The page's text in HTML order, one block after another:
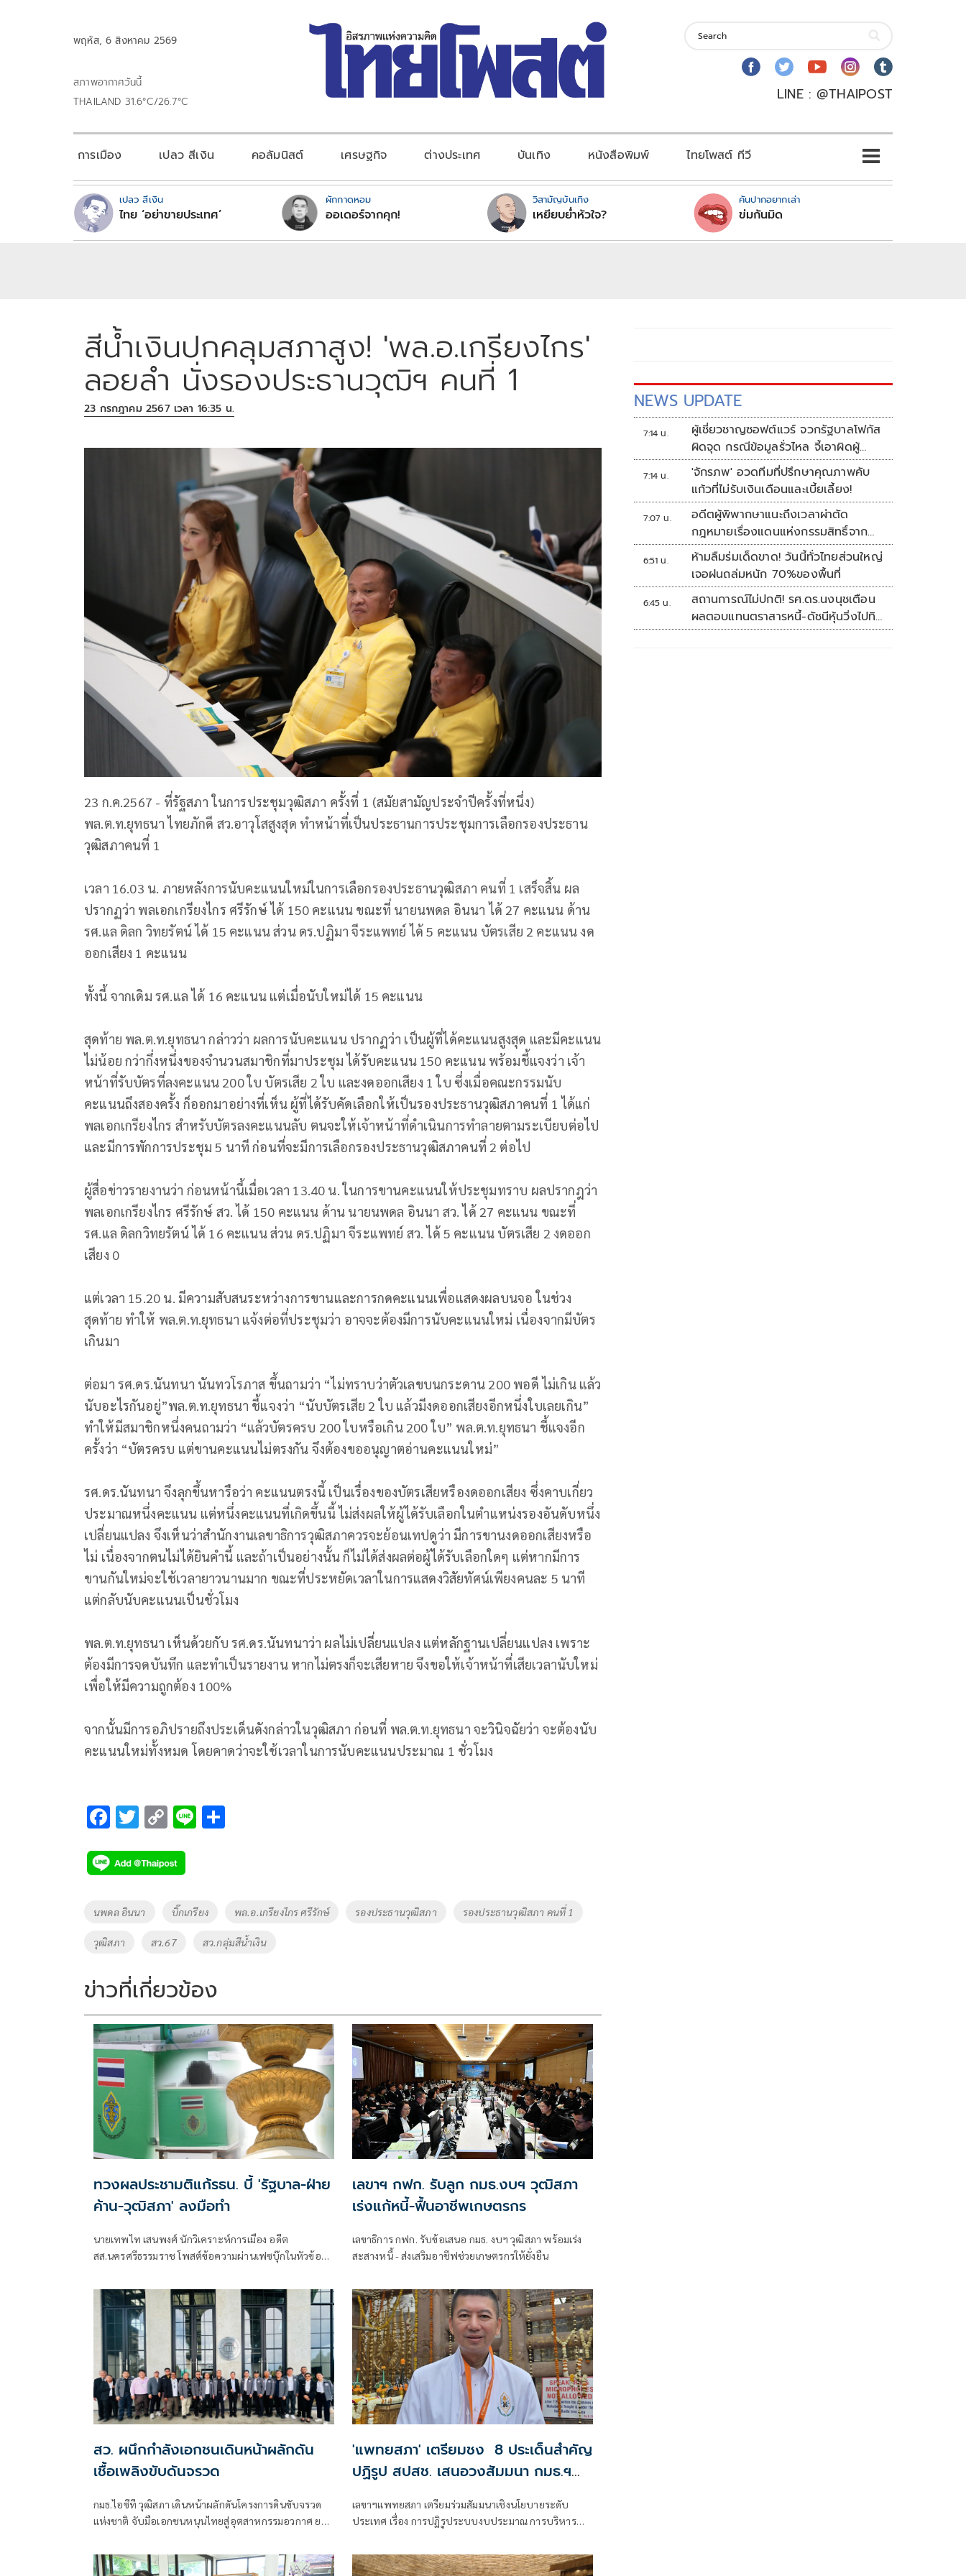
พฤหัส, 6 สิงหาคม 2569
สภาพอากาศวันนี้
THAILAND 31.6°C/26.7°C
LINE : @THAIPOST
การเมือง เปลว สีเงิน คอลัมนิสต์ เศรษฐกิจ ต่างประเทศ บันเทิง หนังสือพิมพ์ ไทยโพสต์ ทีวี
เปลว สีเงิน
ไทย ‘อย่าขายประเทศ’
ผักกาดหอม
ออเดอร์จากคุก!
วิสามัญบันเทิง
เหยียบย่ำหัวใจ?
คันปากอยากเล่า
ข่มกันมิด
สีน้ำเงินปกคลุมสภาสูง! 'พล.อ.เกรียงไกร'
ลอยลำ นั่งรองประธานวุฒิฯ คนที่ 1
23 กรกฎาคม 2567 เวลา 16:35 น.
23 ก.ค.2567 - ที่รัฐสภา ในการประชุมวุฒิสภา ครั้งที่ 1 (สมัยสามัญประจำปีครั้งที่หนึ่ง)
พล.ต.ท.ยุทธนา ไทยภักดี สว.อาวุโสสูงสุด ทำหน้าที่เป็นประธานการประชุมการเลือกรองประธาน
วุฒิสภาคนที่ 1
เวลา 16.03 น. ภายหลังการนับคะแนนใหม่ในการเลือกรองประธานวุฒิสภา คนที่ 1 เสร็จสิ้น ผล
ปรากฏว่า พลเอกเกรียงไกร ศรีรักษ์ ได้ 150 คะแนน ขณะที่ นายนพดล อินนา ได้ 27 คะแนน ด้าน
รศ.แล ดิลก วิทยรัตน์ ได้ 15 คะแนน ส่วน ดร.ปฏิมา จีระแพทย์ ได้ 5 คะแนน บัตรเสีย 2 คะแนน งด
ออกเสียง 1 คะแนน
ทั้งนี้ จากเดิม รศ.แล ได้ 16 คะแนน แต่เมื่อนับใหม่ได้ 15 คะแนน
สุดท้าย พล.ต.ท.ยุทธนา กล่าวว่า ผลการนับคะแนน ปรากฏว่า เป็นผู้ที่ได้คะแนนสูงสุด และมีคะแนน
ไม่น้อย กว่ากึ่งหนึ่งของจำนวนสมาชิกที่มาประชุม ได้รับคะแนน 150 คะแนน พร้อมชี้แจงว่า เจ้า
หน้าที่รับบัตรที่ลงคะแนน 200 ใบ บัตรเสีย 2 ใบ และงดออกเสียง 1 ใบ ซึ่งเมื่อคณะกรรมนับ
คะแนนถึงสองครั้ง ก็ออกมาอย่างที่เห็น ผู้ที่ได้รับคัดเลือกให้เป็นรองประธานวุฒิสภาคนที่ 1 ได้แก่
พลเอกเกรียงไกร สำหรับบัตรลงคะแนนลับ ตนจะให้เจ้าหน้าที่ดำเนินการทำลายตามระเบียบต่อไป
และมีการพักการประชุม 5 นาที ก่อนที่จะมีการเลือกรองประธานวุฒิสภาคนที่ 2 ต่อไป
ผู้สื่อข่าวรายงานว่า ก่อนหน้านี้เมื่อเวลา 13.40 น. ในการขานคะแนนให้ประชุมทราบ ผลปรากฎว่า
พลเอกเกรียงไกร ศรีรักษ์ สว. ได้ 150 คะแนน ด้าน นายนพดล อินนา สว. ได้ 27 คะแนน ขณะที่
รศ.แล ดิลกวิทยรัตน์ ได้ 16 คะแนน ส่วน ดร.ปฏิมา จีระแพทย์ สว. ได้ 5 คะแนน บัตรเสีย 2 งดออก
เสียง 0
แต่เวลา 15.20 น. มีความสับสนระหว่างการขานและการกดคะแนนเพื่อแสดงผลบนจอ ในช่วง
สุดท้าย ทำให้ พล.ต.ท.ยุทธนา แจ้งต่อที่ประชุมว่า อาจจะต้องมีการนับคะแนนใหม่ เนื่องจากมีบัตร
เกินมา
ต่อมา รศ.ดร.นันทนา นันทวโรภาส ขึ้นถามว่า “ไม่ทราบว่าตัวเลขบนกระดาน 200 พอดี ไม่เกิน แล้ว
นับอะไรกันอยู่”พล.ต.ท.ยุทธนา ชี้แจงว่า “นับบัตรเสีย 2 ใบ แล้วมีงดออกเสียงอีกหนึ่งใบเลยเกิน”
ทำให้มีสมาชิกหนึ่งคนถามว่า “แล้วบัตรครบ 200 ใบหรือเกิน 200 ใบ” พล.ต.ท.ยุทธนา ชี้แจงอีก
ครั้งว่า “บัตรครบ แต่ขานคะแนนไม่ตรงกัน จึงต้องขออนุญาตอ่านคะแนนใหม่”
รศ.ดร.นันทนา จึงลุกขึ้นหารือว่า คะแนนตรงนี้ เป็นเรื่องของบัตรเสียหรืองดออกเสียง ซึ่งคาบเกี่ยว
ประมาณหนึ่งคะแนน แต่หนึ่งคะแนนที่เกิดขึ้นนี้ ไม่ส่งผลให้ผู้ได้รับเลือกในตำแหน่งรองอันดับหนึ่ง
เปลี่ยนแปลง จึงเห็นว่าสำนักงานเลขาธิการวุฒิสภาควรจะย้อนเทปดูว่า มีการขานงดออกเสียงหรือ
ไม่ เนื่องจากตนไม่ได้ยินคำนี้ และถ้าเป็นอย่างนั้น ก็ไม่ได้ส่งผลต่อผู้ได้รับเลือกใดๆ แต่หากมีการ
ขานกันใหม่จะใช้เวลายาวนานมาก ขณะที่ประหยัดเวลาในการแสดงวิสัยทัศน์เพียงคนละ 5 นาที
แต่กลับนับคะแนนเป็นชั่วโมง
พล.ต.ท.ยุทธนา เห็นด้วยกับ รศ.ดร.นันทนาว่า ผลไม่เปลี่ยนแปลง แต่หลักฐานเปลี่ยนแปลง เพราะ
ต้องมีการจดบันทึก และทำเป็นรายงาน หากไม่ตรงก็จะเสียหาย จึงขอให้เจ้าหน้าที่เสียเวลานับใหม่
เพื่อให้มีความถูกต้อง 100%
จากนั้นมีการอภิปรายถึงประเด็นดังกล่าวในวุฒิสภา ก่อนที่ พล.ต.ท.ยุทธนา จะวินิจฉัยว่า จะต้องนับ
คะแนนใหม่ทั้งหมด โดยคาดว่าจะใช้เวลาในการนับคะแนนประมาณ 1 ชั่วโมง
F
e
b
o
k
T
tt
er
C
p
y
Li
n
k
Li
Tags
นพดล อินนา บิ๊กเกรียง พล.อ.เกรียงไกร ศรีรักษ์ รองประธานวุฒิสภา รองประธานวุฒิสภา คนที่ 1
วุฒิสภา สว.67 สว.กลุ่มสีน้ำเงิน
ข่าวที่เกี่ยวข้อง
ทวงผลประชามติแก้รธน. บี้ 'รัฐบาล-ฝ่าย
ค้าน-วุฒิสภา' ลงมือทำ
นายเทพไท เสนพงศ์ นักวิเคราะห์การเมือง อดีต
สส.นครศรีธรรมราช โพสต์ข้อความผ่านเฟซบุ๊กในหัวข้อ
ระบุว่า
เลขาฯ กฟก. รับลูก กมธ.งบฯ วุฒิสภา
เร่งแก้หนี้-ฟื้นอาชีพเกษตรกร
เลขาธิการ กฟก. รับข้อเสนอ กมธ. งบฯ วุฒิสภา พร้อมเร่ง
สะสางหนี้ - ส่งเสริมอาชีฟช่วยเกษตรกรให้ยั่งยืน
สว. ผนึกกำลังเอกชนเดินหน้าผลักดัน
เชื้อเพลิงขับดันจรวด
กมธ.ไอซีที วุฒิสภา เดินหน้าผลักดันโครงการดินขับจรวด
แห่งชาติ จับมือเอกชนหนุนไทยสู่อุตสาหกรรมอวกาศ ยก
'แพทยสภา' เตรียมชง 8 ประเด็นสำคัญ
ปฏิรูป สปสช. เสนอวงสัมมนา กมธ.ฯ
เลขาฯแพทยสภา เตรียมร่วมสัมมนาเชิงนโยบายระดับ
ประเทศ เรื่อง การปฏิรูประบบงบประมาณ การบริหาร
ชาติ
NEWS UPDATE
7:14 น.
ผู้เชี่ยวชาญซอฟต์แวร์ จวกรัฐบาลโฟกัส
ผิดจุด กรณีข้อมูลรั่วไหล จี้เอาผิดผู้
ควบคุม-เจ้าของระบบตามกฎหมาย
PDPA
7:14 น.
'จักรภพ' อวดทีมที่ปรึกษาคุณภาพคับ
แก้วที่ไม่รับเงินเดือนและเบี้ยเลี้ยง!
7:07 น.
อดีตผู้พิพากษาแนะถึงเวลาผ่าตัด
กฎหมายเรื่องแดนแห่งกรรมสิทธิ์จาก
สวรรค์ถึงนรก!
6:51 น.
ห้ามลืมร่มเด็ดขาด! วันนี้ทั่วไทยส่วนใหญ่
เจอฝนถล่มหนัก 70%ของพื้นที่
6:45 น.
สถานการณ์ไม่ปกติ! รศ.ดร.นงนุชเตือน
ผลตอบแทนตราสารหนี้-ดัชนีหุ้นวิ่งไปทิศ
เดียวกัน